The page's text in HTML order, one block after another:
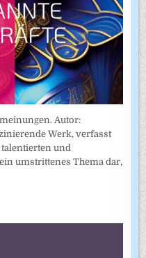
Autor:
Werk, verfasst
und
umstrittenes Thema dar,